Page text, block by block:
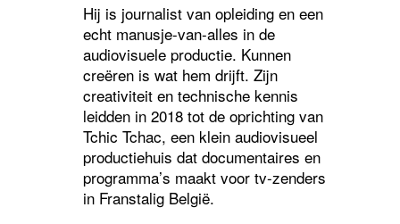
Hij is journalist van opleiding en een
echt manusje-van-alles in de
audiovisuele productie. Kunnen
creëren is wat hem drijft. Zijn
creativiteit en technische kennis
leidden in 2018 tot de oprichting van
Tchic Tchac, een klein audiovisueel
productiehuis dat documentaires en
programma’s maakt voor tv-zenders
in Franstalig België.